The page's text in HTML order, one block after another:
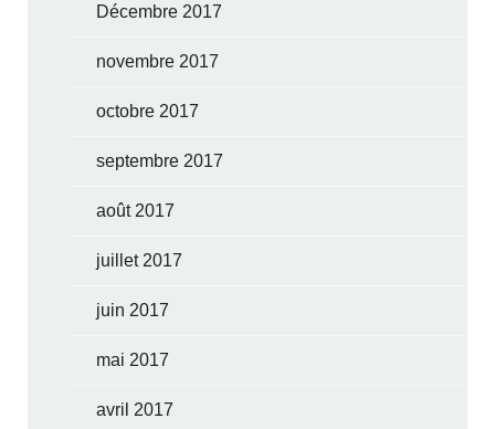
Décembre 2017
novembre 2017
octobre 2017
septembre 2017
août 2017
juillet 2017
juin 2017
mai 2017
avril 2017